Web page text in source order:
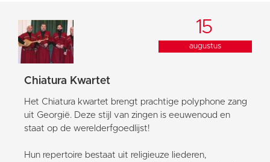
15
augustus
Chiatura Kwartet
Het Chiatura kwartet brengt prachtige polyphone zang
uit Georgië. Deze stijl van zingen is eeuwenoud en
staat op de werelderfgoedlijst!
Hun repertoire bestaat uit religieuze liederen,